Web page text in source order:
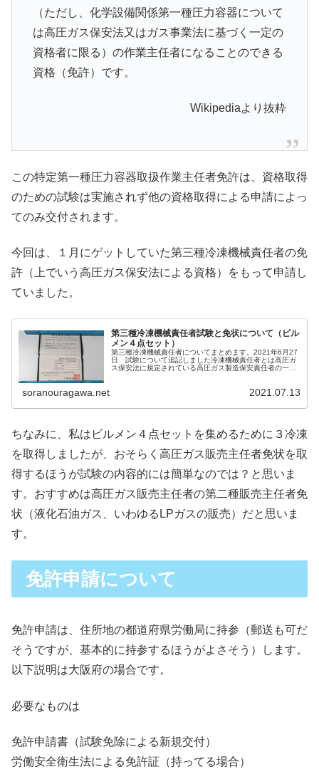
（ただし、化学設備関係第一種圧力容器について
は高圧ガス保安法又はガス事業法に基づく一定の
資格者に限る）の作業主任者になることのできる
資格（免許）です。
Wikipediaより抜粋
この特定第一種圧力容器取扱作業主任者免許は、資格取得
のための試験は実施されず他の資格取得による申請によっ
てのみ交付されます。
今回は、１月にゲットしていた第三種冷凍機械責任者の免
許（上でいう高圧ガス保安法による資格）をもって申請し
ていました。
第三種冷凍機械責任者試験と免状について（ビル
メン４点セット）
第三種冷凍機械責任者についてまとめます。2021年6月27
日 試験について追記しました冷凍機械責任者とは高圧ガ
ス保安法に規定されている高圧ガス製造保安責任者の一
soranouragawa.net 2021.07.13
ちなみに、私はビルメン４点セットを集めるために３冷凍
を取得しましたが、おそらく高圧ガス販売主任者免状を取
得するほうが試験の内容的には簡単なのでは？と思いま
す。おすすめは高圧ガス販売主任者の第二種販売主任者免
状（液化石油ガス、いわゆるLPガスの販売）だと思いま
す。
免許申請について
免許申請は、住所地の都道府県労働局に持参（郵送も可だ
そうですが、基本的に持参するほうがよさそう）します。
以下説明は大阪府の場合です。
必要なものは
免許申請書（試験免除による新規交付）
労働安全衛生法による免許証（持ってる場合）